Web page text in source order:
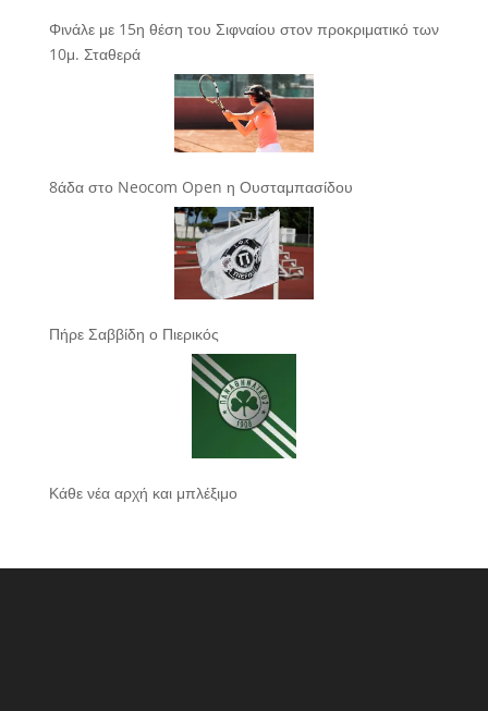
Φινάλε με 15η θέση του Σιφναίου στον προκριματικό των
10μ. Σταθερά
8άδα στο Neocom Open η Ουσταμπασίδου
Πήρε Σαββίδη ο Πιερικός
Κάθε νέα αρχή και μπλέξιμο